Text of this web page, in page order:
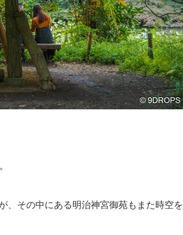
、その中にある明治神宮御苑もまた時空を